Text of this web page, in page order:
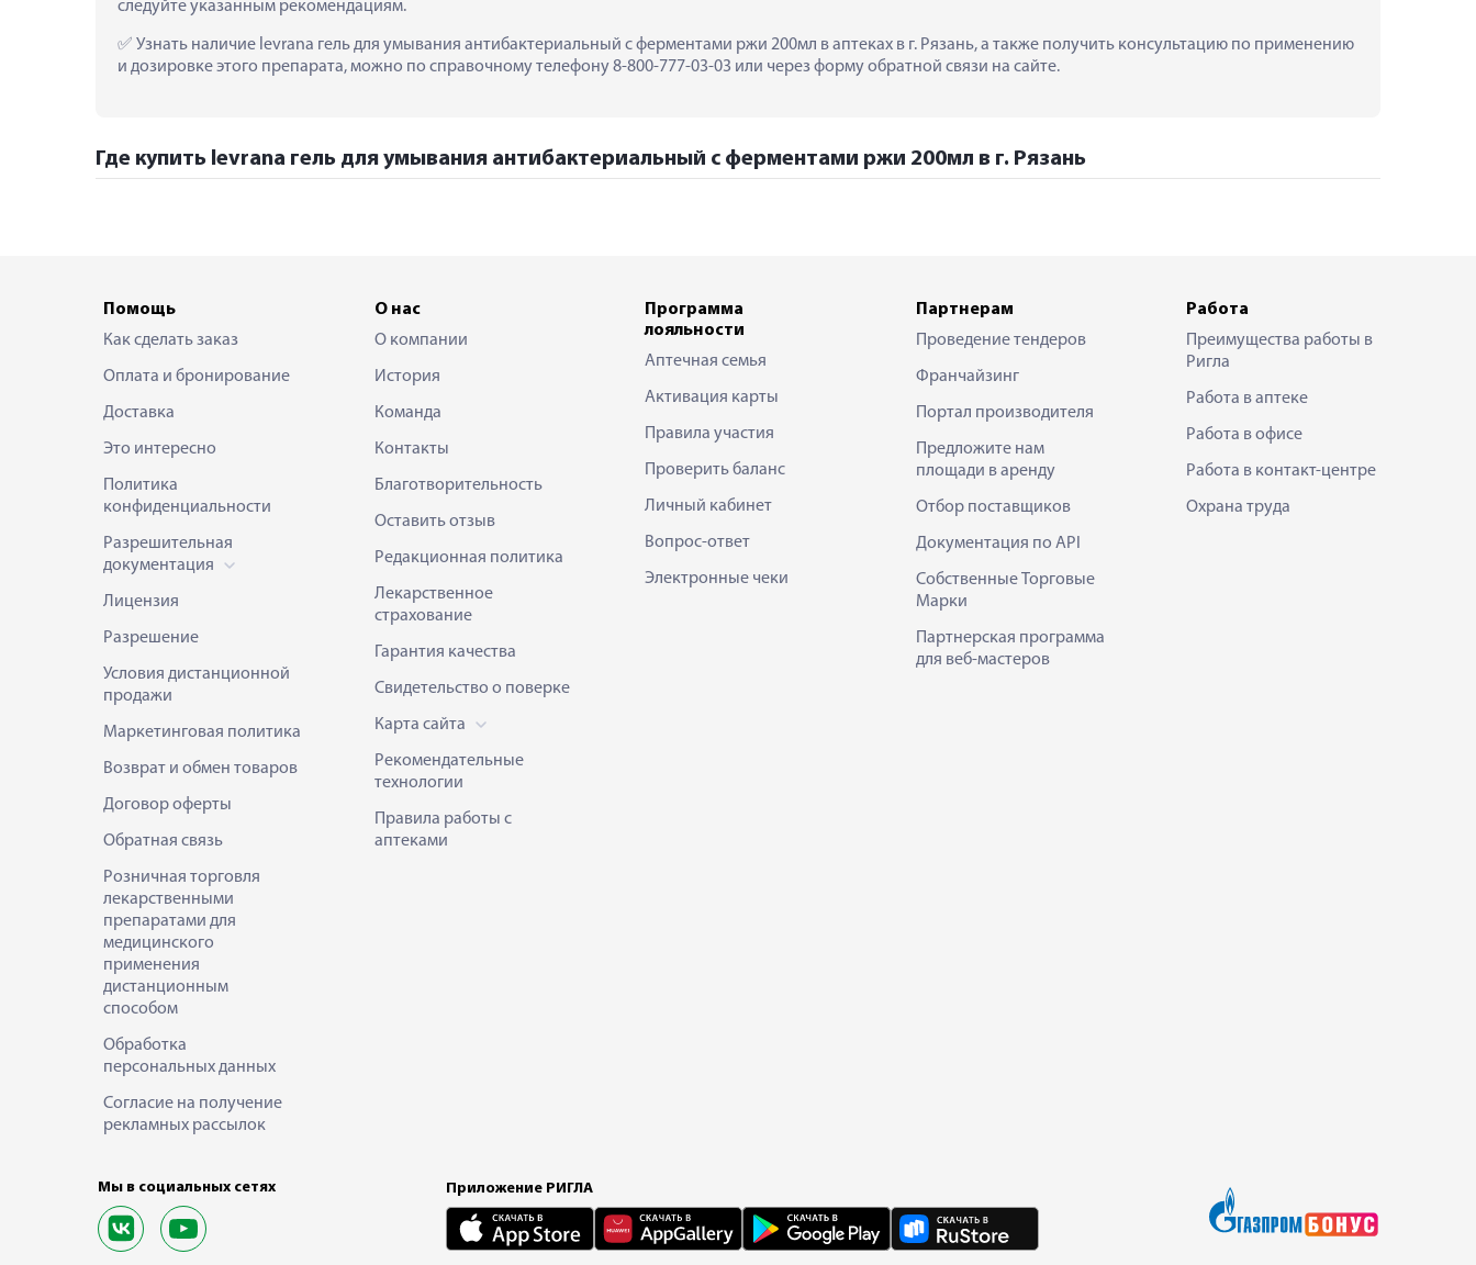
следуйте указанным рекомендациям.
Узнать наличие levrana гель для умывания антибактериальный с ферментами ржи 200мл в аптеках в г. Рязань, а также получить консультацию по применению
и дозировке этого препарата, можно по справочному телефону 8-800-777-03-03 или через форму обратной связи на сайте.
Где купить levrana гель для умывания антибактериальный с ферментами ржи 200мл в г. Рязань
Помощь
Как сделать заказ
Оплата и бронирование
Доставка
Это интересно
Политика
конфиденциальности
Разрешительная
документация
Лицензия
Разрешение
Условия дистанционной
продажи
Маркетинговая политика
Возврат и обмен товаров
Договор оферты
Обратная связь
Розничная торговля
лекарственными
препаратами для
медицинского
применения
дистанционным
способом
Обработка
персональных данных
Согласие на получение
рекламных рассылок
О нас
О компании
История
Команда
Контакты
Благотворительность
Оставить отзыв
Редакционная политика
Лекарственное
страхование
Гарантия качества
Свидетельство о поверке
Карта сайта
Рекомендательные
технологии
Правила работы с
аптеками
Программа
лояльности
Аптечная семья
Активация карты
Правила участия
Проверить баланс
Личный кабинет
Вопрос-ответ
Электронные чеки
Партнерам
Проведение тендеров
Франчайзинг
Портал производителя
Предложите нам
площади в аренду
Отбор поставщиков
Документация по API
Собственные Торговые
Марки
Партнерская программа
для веб-мастеров
Работа
Преимущества работы в
Ригла
Работа в аптеке
Работа в офисе
Работа в контакт-центре
Охрана труда
Мы в социальных сетях Приложение РИГЛА